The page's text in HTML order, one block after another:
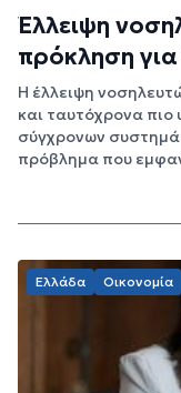
Έλλειψη
πρόκληση
Η έλλειψη
και ταυτόχρονα πιο
σύγχρονων
πρόβλημα που
Ελλάδα Οικονομία